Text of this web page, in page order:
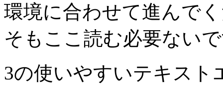
環境に合わせて進んで
そもここ読む必要ない
3の使いやすいテキスト